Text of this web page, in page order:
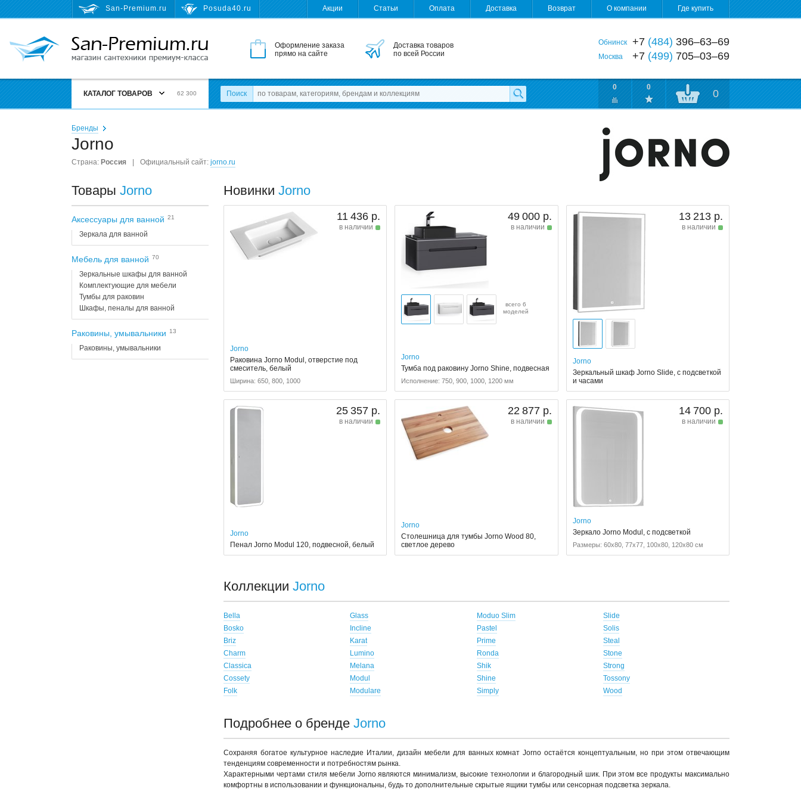
San-Premium.ru Posuda40.ru Акции Статьи Оплата Доставка Возврат О компании Где купить
Оформление заказа
прямо на сайте
Доставка товаров
по всей России
Обнинск +7 (484) 396‒63‒69
Москва +7 (499) 705‒03‒69
КАТАЛОГ ТОВАРОВ 62 300 Поиск
0 0
0
Бренды
Jorno
Страна: Россия Официальный сайт: jorno.ru
Товары Jorno
Аксессуары для ванной 21
Зеркала для ванной
Мебель для ванной 70
Зеркальные шкафы для ванной
Комплектующие для мебели
Тумбы для раковин
Шкафы, пеналы для ванной
Раковины, умывальники 13
Раковины, умывальники
Новинки Jorno
11 436 р.
в наличии
Jorno
Раковина Jorno Modul, отверстие под
смеситель, белый
Ширина: 650, 800, 1000
49 000 р.
в наличии
всего 6
моделей
Jorno
Тумба под раковину Jorno Shine, подвесная
Исполнение: 750, 900, 1000, 1200 мм
13 213 р.
в наличии
Jorno
Зеркальный шкаф Jorno Slide, с подсветкой
и часами
25 357 р.
в наличии
Jorno
Пенал Jorno Modul 120, подвесной, белый
22 877 р.
в наличии
Jorno
Столешница для тумбы Jorno Wood 80,
светлое дерево
14 700 р.
в наличии
Jorno
Зеркало Jorno Modul, с подсветкой
Размеры: 60x80, 77x77, 100x80, 120x80 см
Коллекции Jorno
Bella
Bosko
Briz
Charm
Classica
Cossety
Folk
Glass
Incline
Karat
Lumino
Melana
Modul
Modulare
Moduo Slim
Pastel
Prime
Ronda
Shik
Shine
Simply
Slide
Solis
Steal
Stone
Strong
Tossony
Wood
Подробнее о бренде Jorno
Сохраняя богатое культурное наследие Италии, дизайн мебели для ванных комнат Jorno остаётся концептуальным, но при этом отвечающим
тенденциям современности и потребностям рынка.
Характерными чертами стиля мебели Jorno являются минимализм, высокие технологии и благородный шик. При этом все продукты максимально
комфортны в использовании и функциональны, будь то дополнительные скрытые ящики тумбы или сенсорная подсветка зеркала.